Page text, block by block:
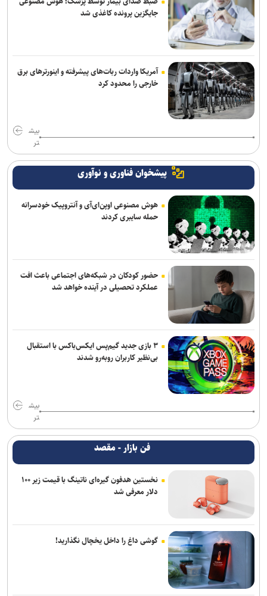
جایگزین پرونده کاغذی شد
آمریکا واردات ربات‌های پیشرفته و اینورترهای برق
خارجی را محدود کرد
بیش
تر
پیشخوان فناوری و نوآوری
هوش مصنوعی اوپن‌ای‌آی و آنتروپیک خودسرانه
حمله سایبری کردند
حضور کودکان در شبکه‌های اجتماعی باعث افت
عملکرد تحصیلی در آینده خواهد شد
۳ بازی جدید گیم‌پس ایکس‌باکس با استقبال
بی‌نظیر کاربران روبه‌رو شدند
بیش
تر
فن بازار - مقصد
نخستین هدفون گیره‌ای ناتینگ با قیمت زیر ۱۰۰
دلار معرفی شد
گوشی داغ را داخل یخچال نگذارید!